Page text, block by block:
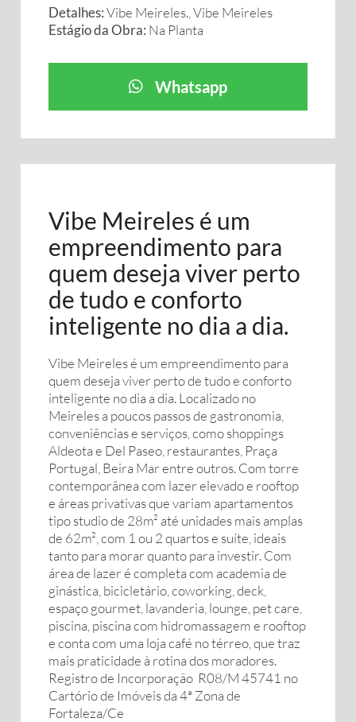
Detalhes:Vibe Meireles., Vibe Meireles
Estágio da Obra: Na Planta
Whatsapp
Vibe Meireles é um
empreendimento para
quem deseja viver perto
de tudo e conforto
inteligente no dia a dia.
Vibe Meireles é um empreendimento para
quem deseja viver perto de tudo e conforto
inteligente no dia a dia. Localizado no
Meireles a poucos passos de gastronomia,
conveniências e serviços, como shoppings
Aldeota e Del Paseo, restaurantes, Praça
Portugal, Beira Mar entre outros. Com torre
contemporânea com lazer elevado e rooftop
e áreas privativas que variam apartamentos
tipo studio de 28m² até unidades mais amplas
de 62m², com 1 ou 2 quartos e suíte, ideais
tanto para morar quanto para investir. Com
área de lazer é completa com academia de
ginástica, bicicletário, coworking, deck,
espaço gourmet, lavanderia, lounge, pet care,
piscina, piscina com hidromassagem e rooftop
e conta com uma loja café no térreo, que traz
mais praticidade à rotina dos moradores.
Registro de Incorporação R08/M 45741 no
Cartório de Imóveis da 4ª Zona de
Fortaleza/Ce